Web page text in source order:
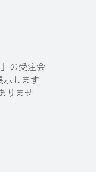
の受注会
示します
りませ